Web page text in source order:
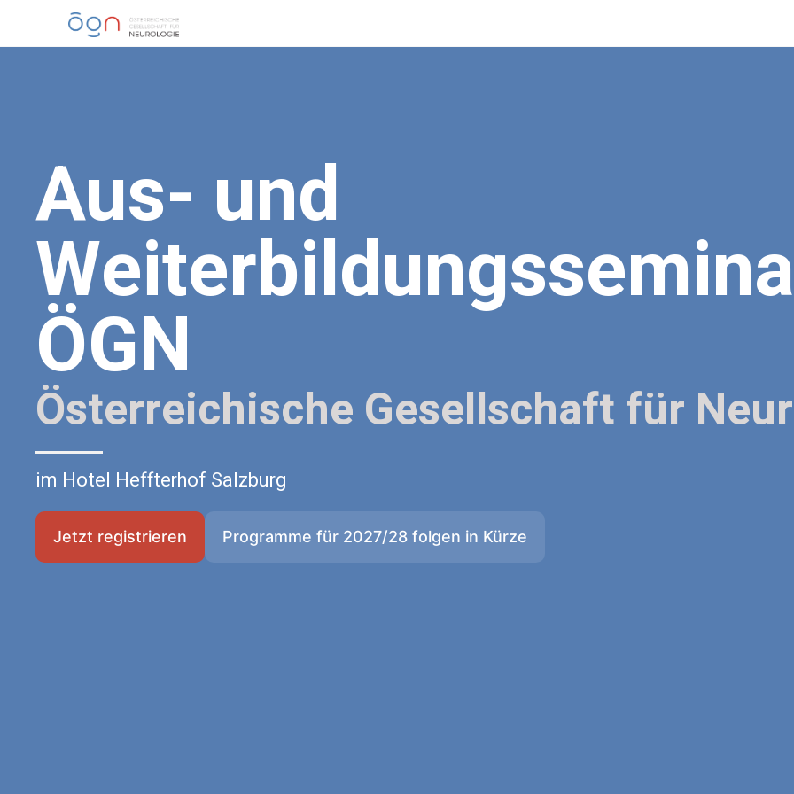
Aus- und
ÖGN
Österreichische Gesellschaft für
im Hotel Heffterhof Salzburg
Jetzt registrieren Programme für 2027/28 folgen in Kürze